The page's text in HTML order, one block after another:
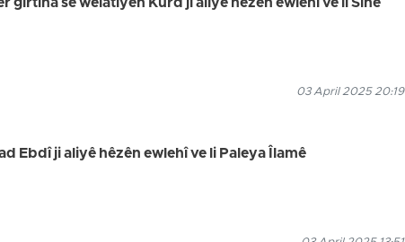
girtina sê welatiyên Kurd ji aliyê hêzên ewlehî ve li Sine
03 April 2025 20:19
Ebdî ji aliyê hêzên ewlehî ve li Paleya Îlamê